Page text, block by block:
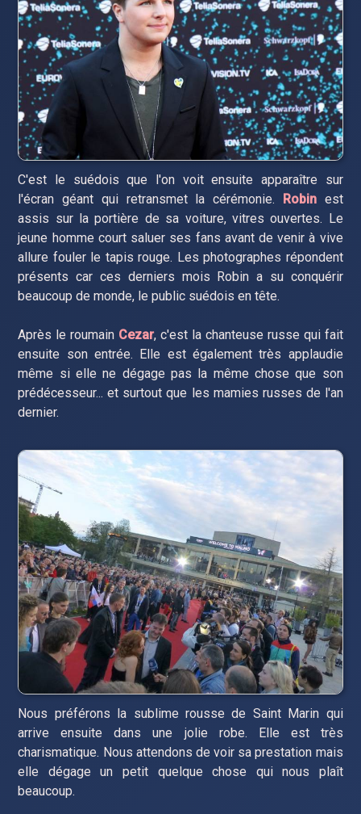
C'est le suédois que l'on voit ensuite apparaître sur
l'écran géant qui retransmet la cérémonie. Robinest
assis sur la portière de sa voiture, vitres ouvertes. Le
jeune homme court saluer ses fans avant de venir à vive
allure fouler le tapis rouge. Les photographes répondent
présents car ces derniers mois Robin a su conquérir
beaucoup de monde, le public suédois en tête.
Après le roumain Cezar, c'est la chanteuse russe qui fait
ensuite son entrée. Elle est également très applaudie
même si elle ne dégage pas la même chose que son
prédécesseur... et surtout que les mamies russes de l'an
dernier.
Nous préférons la sublime rousse de Saint Marin qui
arrive ensuite dans une jolie robe. Elle est très
charismatique. Nous attendons de voir sa prestation mais
elle dégage un petit quelque chose qui nous plaît
beaucoup.